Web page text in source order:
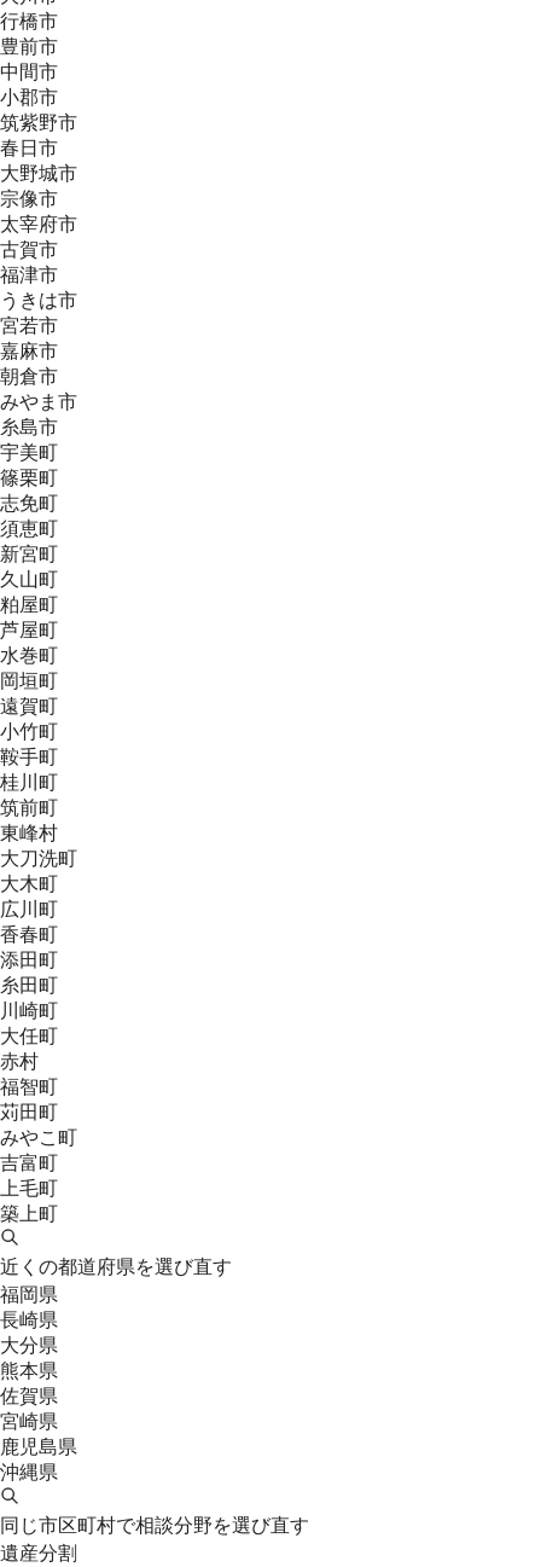
行橋市
豊前市
中間市
小郡市
筑紫野市
春日市
大野城市
宗像市
太宰府市
古賀市
福津市
うきは市
宮若市
嘉麻市
朝倉市
みやま市
糸島市
宇美町
篠栗町
志免町
須恵町
新宮町
久山町
粕屋町
芦屋町
水巻町
岡垣町
遠賀町
小竹町
鞍手町
桂川町
筑前町
東峰村
大刀洗町
大木町
広川町
香春町
添田町
糸田町
川崎町
大任町
赤村
福智町
苅田町
みやこ町
吉富町
上毛町
築上町
近くの都道府県を選び直す
福岡県
長崎県
大分県
熊本県
佐賀県
宮崎県
鹿児島県
沖縄県
同じ市区町村で相談分野を選び直す
遺産分割